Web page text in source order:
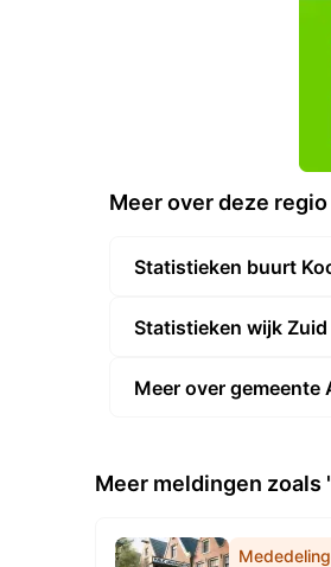
Meer over deze regio
Statistieken buurt
Statistieken wijk Zuid
Meer over gemeente
Meer meldingen